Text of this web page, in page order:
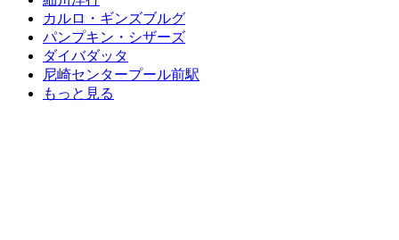
カルロ・ギンズブルグ
パンプキン・シザーズ
ダイバダッタ
尼崎センタープール前駅
もっと見る